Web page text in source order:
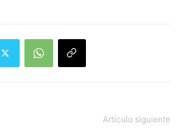
Artículo siguiente